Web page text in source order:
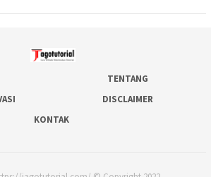
TENTANG
DISCLAIMER
KONTAK